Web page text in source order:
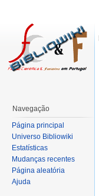
Navegação
Página principal
Universo Bibliowiki
Estatísticas
Mudanças recentes
Página aleatória
Ajuda